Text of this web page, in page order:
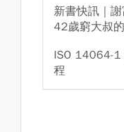
新書快訊｜謝
42歲窮大叔
ISO 14064-1
程